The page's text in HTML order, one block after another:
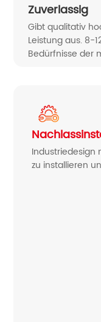
Zuverlassig
Gibt qualitativ
Leistung aus. 8-
Bedürfnisse der
Industriedesign
zu installieren